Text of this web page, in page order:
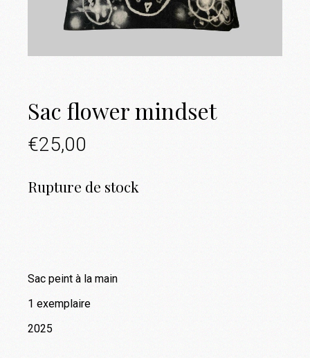
Sac flower mindset
€25,00
Rupture de stock
Sac peint à la main
1 exemplaire
2025